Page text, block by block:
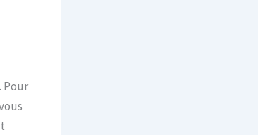
. Pour